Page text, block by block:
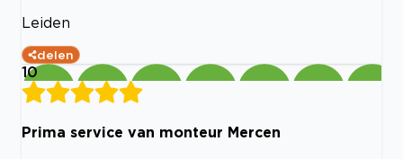
Leiden
delen
10
Prima service van monteur Mercen